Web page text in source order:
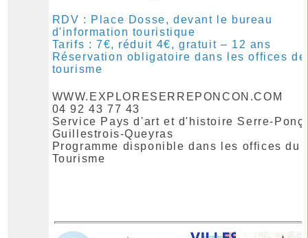
RDV : Place Dosse, devant le bureau
d'information touristique
Tarifs : 7€, réduit 4€, gratuit – 12 ans
Réservation obligatoire dans les offices de
tourisme
WWW.EXPLORESERREPONCON.COM
04 92 43 77 43
Service Pays d'art et d'histoire Serre-
Guillestrois-Queyras
Programme disponible dans les offices du
Tourisme